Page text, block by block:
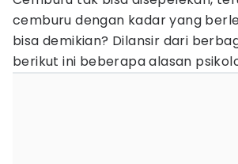
cemburu dengan kadar yang
bisa demikian? Dilansir dari
berikut ini beberapa alasan